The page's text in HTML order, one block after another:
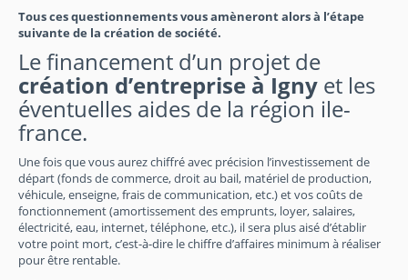
Tous ces questionnements vous amèneront alors à l’étape
suivante de la création de société.
Le financement d’un projet de
création d’entreprise à Igny et les
éventuelles aides de la région ile-
france.
Une fois que vous aurez chiffré avec précision l’investissement de
départ (fonds de commerce, droit au bail, matériel de production,
véhicule, enseigne, frais de communication, etc.) et vos coûts de
fonctionnement (amortissement des emprunts, loyer, salaires,
électricité, eau, internet, téléphone, etc.), il sera plus aisé d’établir
votre point mort, c’est-à-dire le chiffre d’affaires minimum à réaliser
pour être rentable.